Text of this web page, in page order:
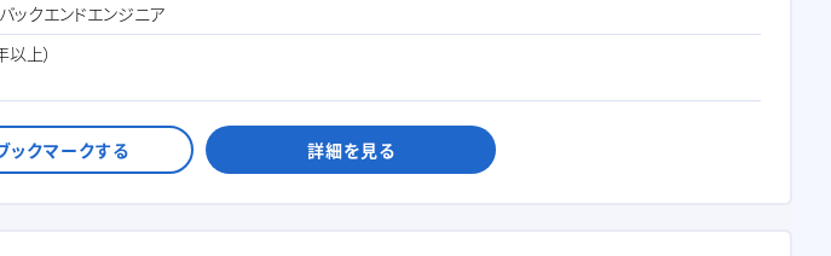
バックエンドエンジニア
上）
詳細を見る